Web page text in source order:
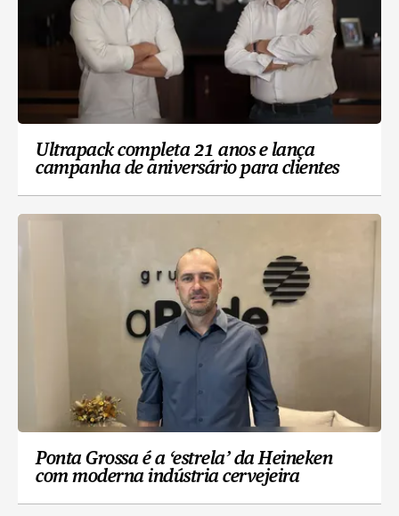
Ultrapack completa 21 anos e lança
campanha de aniversário para clientes
Ponta Grossa é a ‘estrela’ da Heineken
com moderna indústria cervejeira